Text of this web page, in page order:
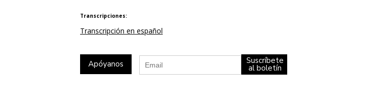
Transcripciones:
Transcripción en español
Apóyanos Suscríbete
al boletín